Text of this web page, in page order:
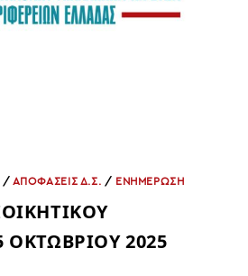
/ ΑΠΟΦΑΣΕΙΣ Δ.Σ. / ΕΝΗΜΕΡΩΣΗ
2025